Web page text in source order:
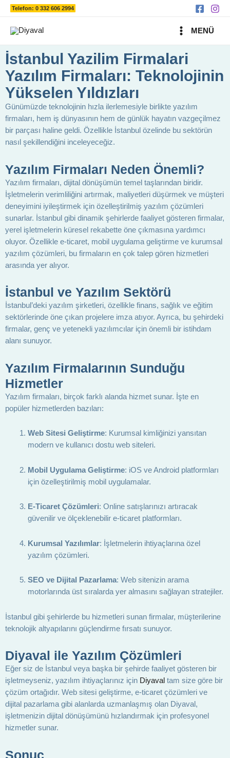
İçeriğeTelefon: 0 332 606 2994
MAIN
MENÜ
İstanbul Yazilim Firmalari
Yazılım Firmaları: Teknolojinin
Yükselen Yıldızları
Günümüzde teknolojinin hızla ilerlemesiyle birlikte yazılım
firmaları, hem iş dünyasının hem de günlük hayatın vazgeçilmez
bir parçası haline geldi. Özellikle İstanbul özelinde bu sektörün
nasıl şekillendiğini inceleyeceğiz.
Yazılım Firmaları Neden Önemli?
Yazılım firmaları, dijital dönüşümün temel taşlarından biridir.
İşletmelerin verimliliğini artırmak, maliyetleri düşürmek ve müşteri
deneyimini iyileştirmek için özelleştirilmiş yazılım çözümleri
sunarlar. İstanbul gibi dinamik şehirlerde faaliyet gösteren firmalar,
yerel işletmelerin küresel rekabette öne çıkmasına yardımcı
oluyor. Özellikle e-ticaret, mobil uygulama geliştirme ve kurumsal
yazılım çözümleri, bu firmaların en çok talep gören hizmetleri
arasında yer alıyor.
İstanbul ve Yazılım Sektörü
İstanbul’deki yazılım şirketleri, özellikle finans, sağlık ve eğitim
sektörlerinde öne çıkan projelere imza atıyor. Ayrıca, bu şehirdeki
firmalar, genç ve yetenekli yazılımcılar için önemli bir istihdam
alanı sunuyor.
Yazılım Firmalarının Sunduğu
Hizmetler
Yazılım firmaları, birçok farklı alanda hizmet sunar. İşte en
popüler hizmetlerden bazıları:
Web Sitesi Geliştirme: Kurumsal kimliğinizi yansıtan
modern ve kullanıcı dostu web siteleri.
Mobil Uygulama Geliştirme: iOS ve Android platformları
için özelleştirilmiş mobil uygulamalar.
E-Ticaret Çözümleri: Online satışlarınızı artıracak
güvenilir ve ölçeklenebilir e-ticaret platformları.
Kurumsal Yazılımlar: İşletmelerin ihtiyaçlarına özel
yazılım çözümleri.
SEO ve Dijital Pazarlama: Web sitenizin arama
motorlarında üst sıralarda yer almasını sağlayan stratejiler.
İstanbul gibi şehirlerde bu hizmetleri sunan firmalar, müşterilerine
teknolojik altyapılarını güçlendirme fırsatı sunuyor.
Diyaval ile Yazılım Çözümleri
Eğer siz de İstanbul veya başka bir şehirde faaliyet gösteren bir
işletmeyseniz, yazılım ihtiyaçlarınız için Diyaval tam size göre bir
çözüm ortağıdır. Web sitesi geliştirme, e-ticaret çözümleri ve
dijital pazarlama gibi alanlarda uzmanlaşmış olan Diyaval,
işletmenizin dijital dönüşümünü hızlandırmak için profesyonel
hizmetler sunar.
Sonuç
Ara